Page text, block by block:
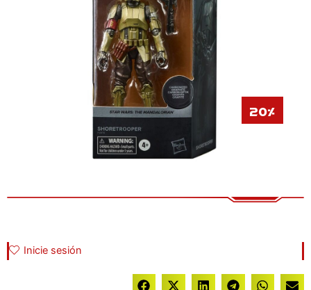
20%
Inicie sesión